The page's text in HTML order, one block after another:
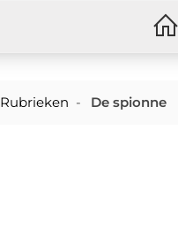
Rubrieken - De spionne